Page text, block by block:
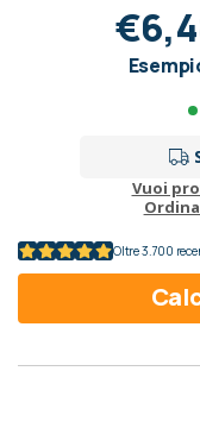
Vuoi
Oltre 3.700